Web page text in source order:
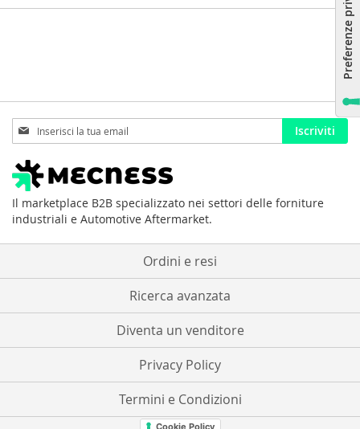
Iscriviti
alla
nostra
Newsletter:
Iscriviti
Il marketplace B2B specializzato nei settori delle forniture
industriali e Automotive Aftermarket.
Ordini e resi
Ricerca avanzata
Diventa un venditore
Privacy Policy
Termini e Condizioni